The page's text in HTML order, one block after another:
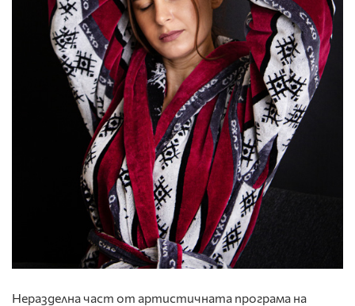
Неразделна част от артистичната програма на